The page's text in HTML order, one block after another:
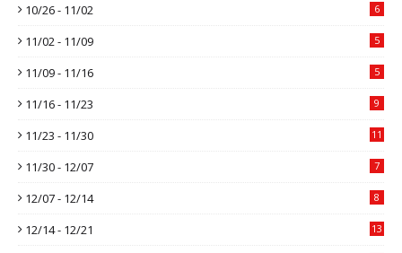
10/26 - 11/02 6
11/02 - 11/09 5
11/09 - 11/16 5
11/16 - 11/23 9
11/23 - 11/30 11
11/30 - 12/07 7
12/07 - 12/14 8
12/14 - 12/21 13